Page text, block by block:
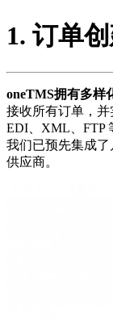
1. 订单
oneTMS拥有多样
接收所有订单，
EDI、XML、FTP
我们已预先集成了
供应商。